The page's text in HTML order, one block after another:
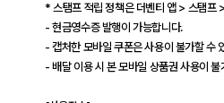
* 스탬프 적립 정책은 더벤티 앱 > 스탬프
- 현금영수증 발행이 가능합니다.
- 캡처한 모바일 쿠폰은 사용이 불가할 수
- 배달 이용 시 본 모바일 상품권 사용이 불